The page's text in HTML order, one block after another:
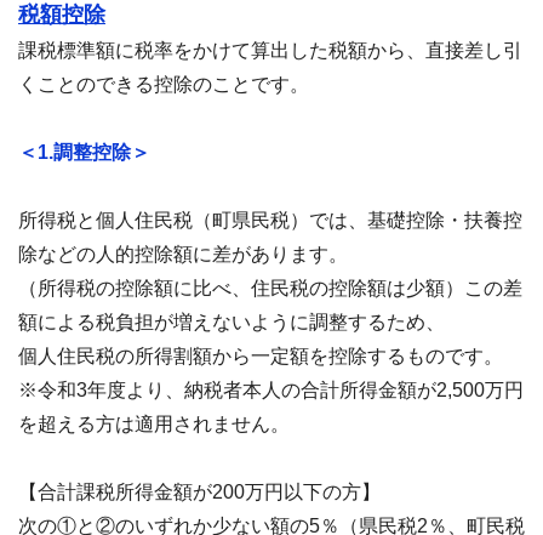
税額控除
課税標準額に税率をかけて算出した税額から、直接差し引
くことのできる控除のことです。
＜1.調整控除＞
所得税と個人住民税（町県民税）では、基礎控除・扶養控
除などの人的控除額に差があります。
（所得税の控除額に比べ、住民税の控除額は少額）この差
額による税負担が増えないように調整するため、
個人住民税の所得割額から一定額を控除するものです。
※令和3年度より、納税者本人の合計所得金額が2,500万円
を超える方は適用されません。
【合計課税所得金額が200万円以下の方】
次の①と②のいずれか少ない額の5％（県民税2％、町民税